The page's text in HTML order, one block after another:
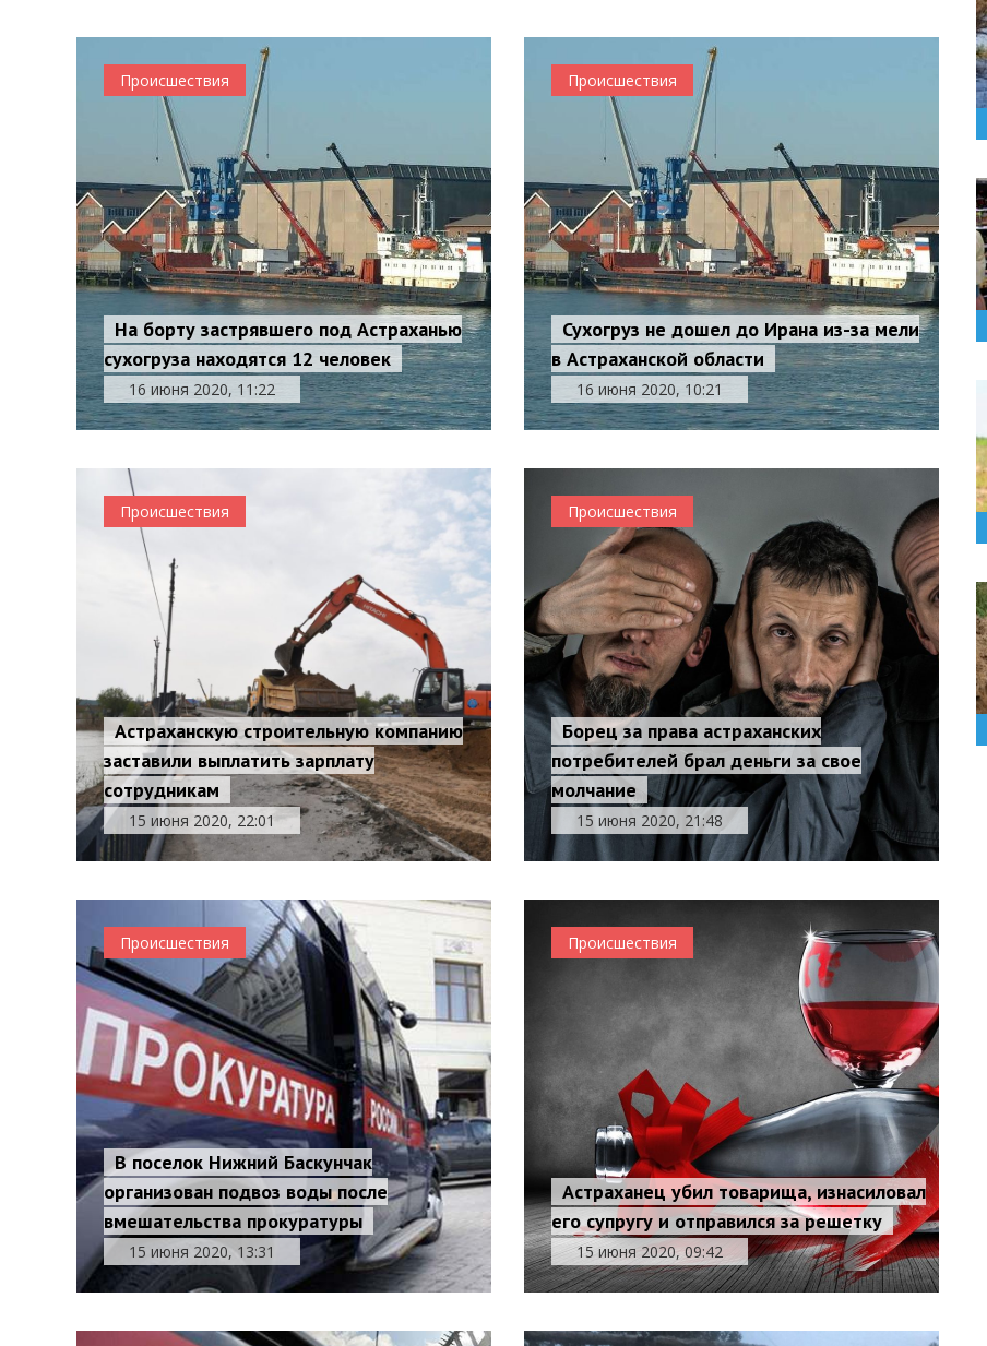
Происшествия
На борту застрявшего под Астраханью
сухогруза находятся 12 человек
16 июня 2020, 11:22
Происшествия
Сухогруз не дошел до Ирана из-за мели
в Астраханской области
16 июня 2020, 10:21
Происшествия
Астраханскую строительную компанию
заставили выплатить зарплату
сотрудникам
15 июня 2020, 22:01
Происшествия
Борец за права астраханских
потребителей брал деньги за свое
молчание
15 июня 2020, 21:48
Происшествия
В поселок Нижний Баскунчак
организован подвоз воды после
вмешательства прокуратуры
15 июня 2020, 13:31
Происшествия
Астраханец убил товарища, изнасиловал
его супругу и отправился за решетку
15 июня 2020, 09:42